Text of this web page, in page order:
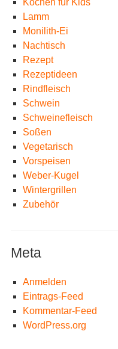
Kochen für Kids
Lamm
Monilith-Ei
Nachtisch
Rezept
Rezeptideen
Rindfleisch
Schwein
Schweinefleisch
Soßen
Vegetarisch
Vorspeisen
Weber-Kugel
Wintergrillen
Zubehör
Meta
Anmelden
Eintrags-Feed
Kommentar-Feed
WordPress.org